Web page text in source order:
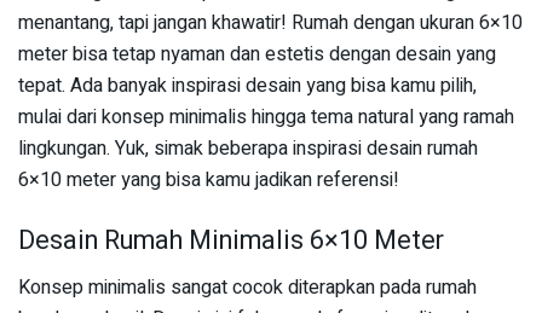
menantang, tapi jangan khawatir! Rumah dengan ukuran 6×10
meter bisa tetap nyaman dan estetis dengan desain yang
tepat. Ada banyak inspirasi desain yang bisa kamu pilih,
mulai dari konsep minimalis hingga tema natural yang ramah
lingkungan. Yuk, simak beberapa inspirasi desain rumah
6×10 meter yang bisa kamu jadikan referensi!
Desain Rumah Minimalis 6×10 Meter
Konsep minimalis sangat cocok diterapkan pada rumah